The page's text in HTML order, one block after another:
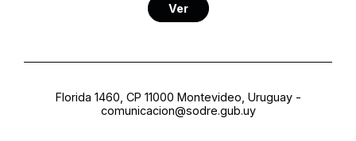
Ver
Florida 1460, CP 11000 Montevideo, Uruguay-
comunicacion@sodre.gub.uy